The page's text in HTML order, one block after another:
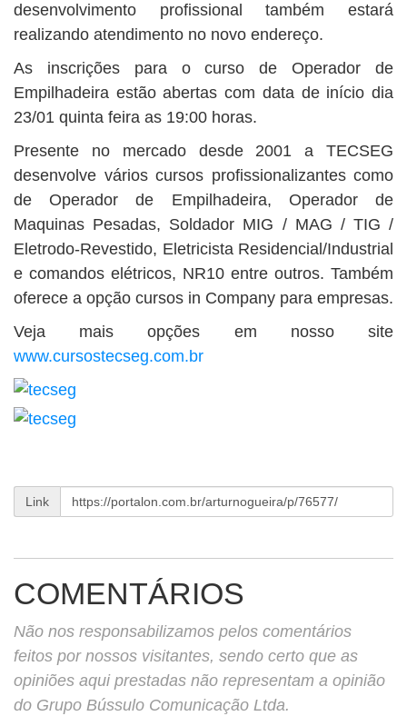
desenvolvimento profissional também estará
realizando atendimento no novo endereço.
As inscrições para o curso de Operador de
Empilhadeira estão abertas com data de início dia
23/01 quinta feira as 19:00 horas.
Presente no mercado desde 2001 a TECSEG
desenvolve vários cursos profissionalizantes como
de Operador de Empilhadeira, Operador de
Maquinas Pesadas, Soldador MIG / MAG / TIG /
Eletrodo-Revestido, Eletricista Residencial/Industrial
e comandos elétricos, NR10 entre outros. Também
oferece a opção cursos in Company para empresas.
Veja mais opções em nosso site
www.cursostecseg.com.br
Link
COMENTÁRIOS
Não nos responsabilizamos pelos comentários
feitos por nossos visitantes, sendo certo que as
opiniões aqui prestadas não representam a opinião
do Grupo Bússulo Comunicação Ltda.